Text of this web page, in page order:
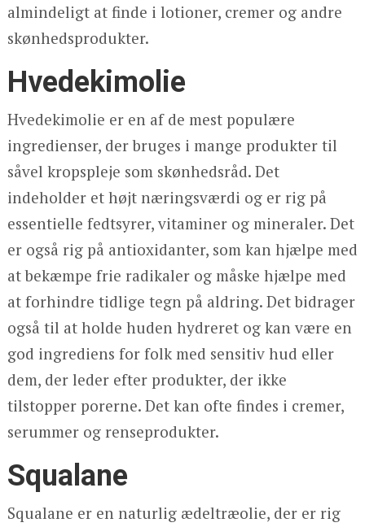
almindeligt at finde i lotioner, cremer og andre
skønhedsprodukter.
Hvedekimolie
Hvedekimolie er en af de mest populære
ingredienser, der bruges i mange produkter til
såvel kropspleje som skønhedsråd. Det
indeholder et højt næringsværdi og er rig på
essentielle fedtsyrer, vitaminer og mineraler. Det
er også rig på antioxidanter, som kan hjælpe med
at bekæmpe frie radikaler og måske hjælpe med
at forhindre tidlige tegn på aldring. Det bidrager
også til at holde huden hydreret og kan være en
god ingrediens for folk med sensitiv hud eller
dem, der leder efter produkter, der ikke
tilstopper porerne. Det kan ofte findes i cremer,
serummer og renseprodukter.
Squalane
Squalane er en naturlig ædeltræolie, der er rig